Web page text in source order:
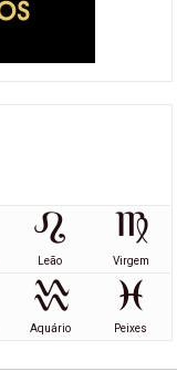
Leão Virgem
Aquário Peixes